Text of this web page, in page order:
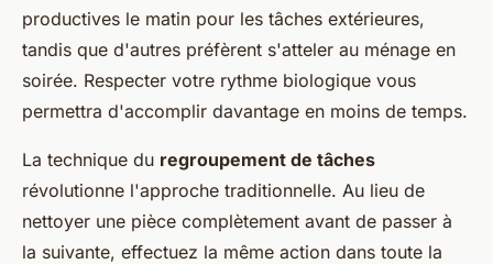
productives le matin pour les tâches extérieures,
tandis que d'autres préfèrent s'atteler au ménage en
soirée. Respecter votre rythme biologique vous
permettra d'accomplir davantage en moins de temps.
La technique du regroupement de tâches
révolutionne l'approche traditionnelle. Au lieu de
nettoyer une pièce complètement avant de passer à
la suivante, effectuez la même action dans toute la